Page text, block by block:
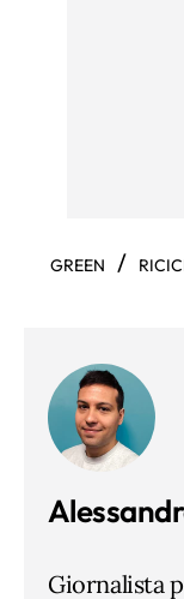
GREEN /
Giornalista